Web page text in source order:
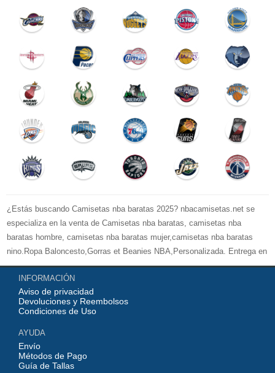
¿Estás buscando Camisetas nba baratas 2025? nbacamisetas.net se
especializa en la venta de Camisetas nba baratas, camisetas nba
baratas hombre, camisetas nba baratas mujer,camisetas nba baratas
nino.Ropa Baloncesto,Gorras et Beanies NBA,Personalizada. Entrega en
24 / 48H, la seguridad de pago con tarjeta de crédito, puedes estar
seguro de la compra. Gracias por elegir nbacamisetas.net usted. Miles de
nuestros clientes han verificado una calidad 100% excelente.
INFORMACIÓN
Aviso de privacidad
Devoluciones y Reembolsos
Condiciones de Uso
AYUDA
Envío
Métodos de Pago
Guía de Tallas